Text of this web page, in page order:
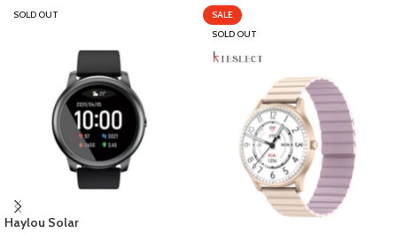
SOLD OUT
Haylou Solar
SALE
SOLD OUT